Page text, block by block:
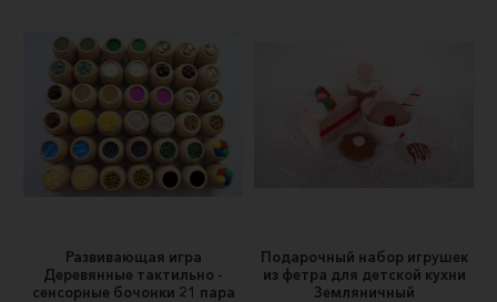
Развивающая игра
Деревянные тактильно -
сенсорные бочонки 21 пара
Подарочный набор игрушек
из фетра для детской кухни
Земляничный